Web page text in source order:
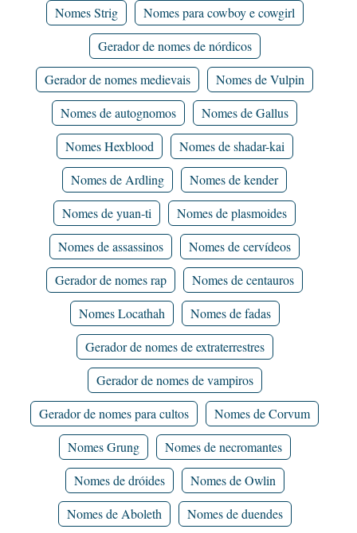
Nomes Strig
Nomes para cowboy e cowgirl
Gerador de nomes de nórdicos
Gerador de nomes medievais
Nomes de Vulpin
Nomes de autognomos
Nomes de Gallus
Nomes Hexblood
Nomes de shadar-kai
Nomes de Ardling
Nomes de kender
Nomes de yuan-ti
Nomes de plasmoides
Nomes de assassinos
Nomes de cervídeos
Gerador de nomes rap
Nomes de centauros
Nomes Locathah
Nomes de fadas
Gerador de nomes de extraterrestres
Gerador de nomes de vampiros
Gerador de nomes para cultos
Nomes de Corvum
Nomes Grung
Nomes de necromantes
Nomes de dróides
Nomes de Owlin
Nomes de Aboleth
Nomes de duendes